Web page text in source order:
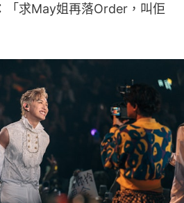
「求May姐再落Order，叫佢